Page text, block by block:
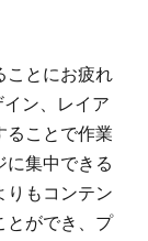
ことにお疲れ
ン、レイア
ることで作業
に集中できる
りもコンテン
とができ、プ